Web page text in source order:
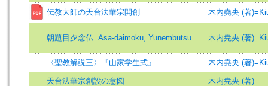
伝教大師の天台法華宗開創 木内堯央 (著
朝題目夕念仏=Asa-daimoku, Yunembutsu 木内尭央 (著
〈聖教解説三〉『山家学生式』 木内堯央 (著
天台法華宗創設の意図 木内尭央 (著)